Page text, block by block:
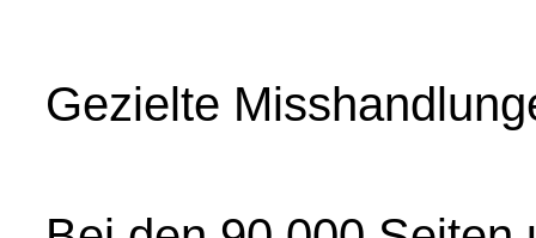
Gezielte